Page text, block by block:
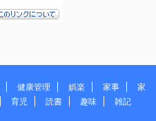
健康管理 娯楽 家事
家
育児 読書 趣味 雑記